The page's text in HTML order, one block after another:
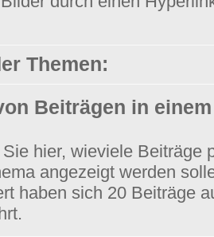
Themen:
Beiträgen in einem
hier, wieviele Beiträge
angezeigt werden
haben sich 20 Beiträge